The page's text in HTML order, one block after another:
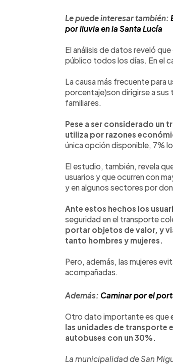
Le puede interesar también:
por lluvia en la Santa Lucía
El análisis de datos reveló
público todos los días. En el
La causa más frecuente para
porcentaje)son dirigirse a sus
familiares.
Pese a ser considerado un
utiliza por razones
única opción disponible, 7%
El estudio, también, revela
usuarios y que ocurren con
y en algunos sectores por
Ante estos hechos los
seguridad en el transporte
portar objetos de valor, y
tanto hombres y mujeres.
Pero, además, las mujeres
acompañadas.
Además: Caminar por el
Otro dato importante es que
las unidades de transporte
autobuses con un 30%.
La municipalidad de San